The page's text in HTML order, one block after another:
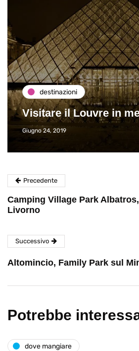
destinazioni
Visitare il Louvre in
Giugno 24, 2019
Precedente
Camping Village Park
Livorno
Successivo
Altomincio, Family Park sul
Potrebbe
dove mangiare